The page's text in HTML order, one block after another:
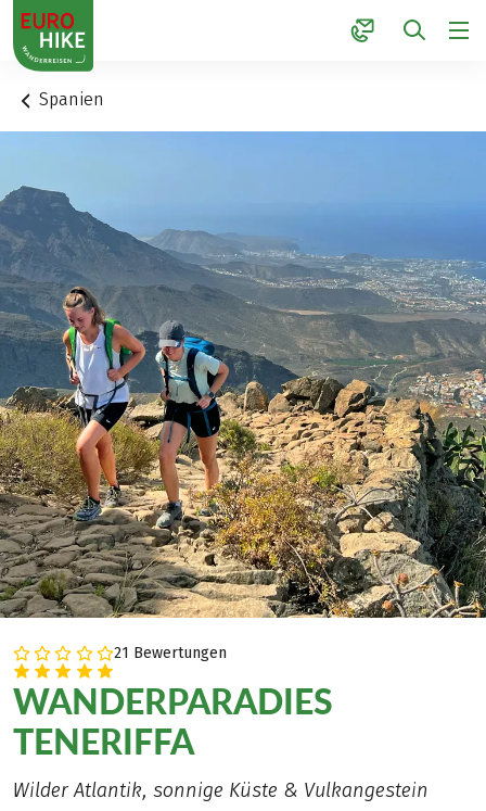
1
Spanien
21 Bewertungen
WANDERPARADIES
TENERIFFA
Wilder Atlantik, sonnige Küste & Vulkangestein